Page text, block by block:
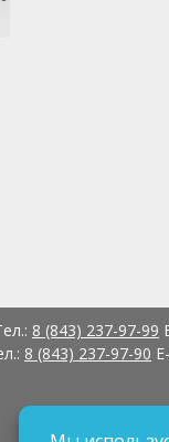
8 (843) 237-97-99
8 (843) 237-97-90